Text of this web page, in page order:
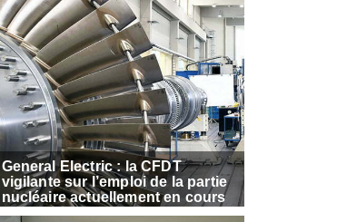
General Electric : la CFDT
vigilante sur l’emploi de la partie
nucléaire actuellement en cours
de cession